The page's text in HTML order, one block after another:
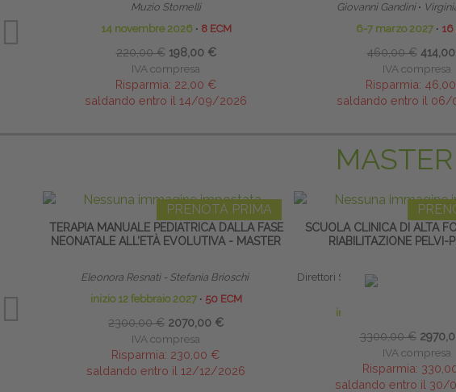
Muzio Stornelli
14 novembre 2026 ∙ 8 ECM
220,00 € 198,00 €
IVA compresa
Risparmia: 22,00 €
saldando entro il 14/09/2026
Giovanni Gandini ∙
6-7 marzo 2027 ∙ 16
460,00 €
IVA compresa
Risparmia:
saldando entro il 06/
PRENOTA PRIMA
TERAPIA MANUALE PEDIATRICA DALLA FASE
NEONATALE ALL’ETÀ EVOLUTIVA - MASTER
Eleonora Resnati - Stefania Brioschi
inizio 12 febbraio 2027 ∙ 50 ECM
2300,00 € 2070,00 €
IVA compresa
Risparmia: 230,00 €
saldando entro il 12/12/2026
SCUOLA CLINICA DI ALTA
RIABILITAZIONE PELVI-
Direttori Scientifici:
inizio 12 settembre 2026
3300,00 €
IVA compresa
Risparmia:
saldando entro il 30/